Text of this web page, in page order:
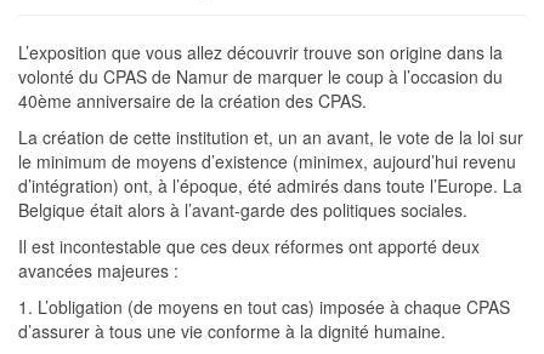
L’exposition que vous allez découvrir trouve son origine dans la
volonté du CPAS de Namur de marquer le coup à l’occasion du
40ème anniversaire de la création des CPAS.
La création de cette institution et, un an avant, le vote de la loi sur
le minimum de moyens d’existence (minimex, aujourd’hui revenu
d’intégration) ont, à l’époque, été admirés dans toute l’Europe. La
Belgique était alors à l’avant-garde des politiques sociales.
Il est incontestable que ces deux réformes ont apporté deux
avancées majeures :
1. L’obligation (de moyens en tout cas) imposée à chaque CPAS
d’assurer à tous une vie conforme à la dignité humaine.